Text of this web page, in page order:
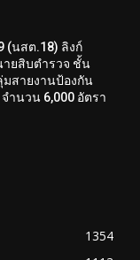
(นสต.18) ลิงก์
ยสิบตำรวจ ชั้น
มสายงานป้องกัน
ำนวน 6,000 อัตรา
1354